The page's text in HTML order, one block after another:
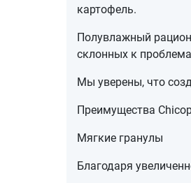
картофель.
Полувлажный
склонных к
Мы уверены, что
Преимущества
Мягкие гранулы
Благодаря